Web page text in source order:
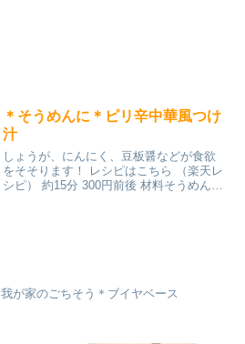
＊そうめんに＊ピリ辛中華風つけ
汁
しょうが、にんにく、豆板醤などが食欲
をそそります！ レシピはこちら （楽天レ
シピ） 約15分 300円前後 材料そうめん＊
我が家のごちそう＊ブイヤベース